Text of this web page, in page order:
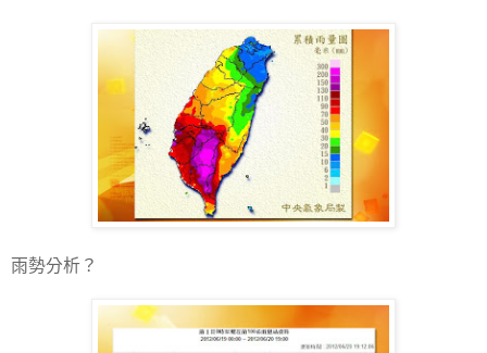
雨勢分析？